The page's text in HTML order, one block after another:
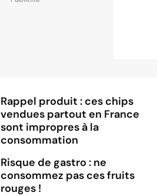
Rappel produit : ces chips
vendues partout en France
sont impropres à la
consommation
Risque de gastro : ne
consommez pas ces fruits
rouges !